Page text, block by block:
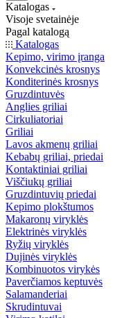
Katalogas
Visoje svetainėje
Pagal katalogą
Katalogas
Kepimo, virimo įranga
Konvekcinės krosnys
Konditerinės krosnys
Gruzdintuvės
Anglies griliai
Cirkuliatoriai
Griliai
Lavos akmenų griliai
Kebabų griliai, priedai
Kontaktiniai griliai
Viščiukų griliai
Gruzdintuvių priedai
Kepimo plokštumos
Makaronų viryklės
Elektrinės viryklės
Ryžių viryklės
Dujinės viryklės
Kombinuotos virykės
Paverčiamos keptuvės
Salamanderiai
Skrudintuvai